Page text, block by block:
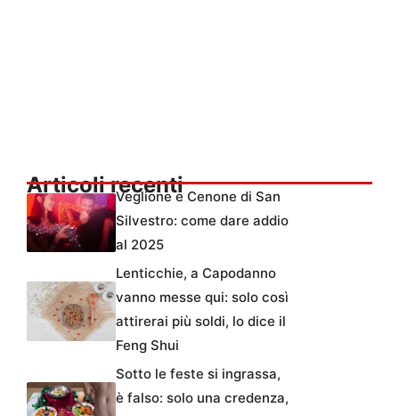
Articoli recentiVeglione e Cenone di San
Silvestro: come dare addio
al 2025
Lenticchie, a Capodanno
vanno messe qui: solo così
attirerai più soldi, lo dice il
Feng Shui
Sotto le feste si ingrassa,
è falso: solo una credenza,